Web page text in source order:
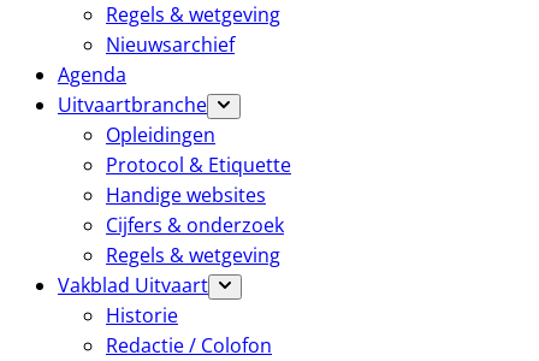
Regels & wetgeving
Nieuwsarchief
Agenda
Uitvaartbranche
Opleidingen
Protocol & Etiquette
Handige websites
Cijfers & onderzoek
Regels & wetgeving
Vakblad Uitvaart
Historie
Redactie / Colofon